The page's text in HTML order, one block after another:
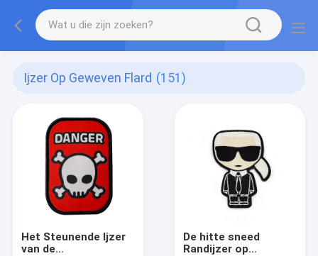
Ijzer Op Geweven Flard (151)
Het Steunende Ijzer
van de
De hitte sneed
Randijzer op